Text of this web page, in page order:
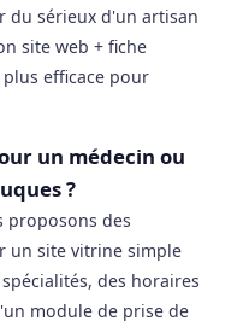
du sérieux d'un artisan
site web + fiche
efficace pour
un médecin ou
?
proposons des
un site vitrine simple
des horaires
module de prise de